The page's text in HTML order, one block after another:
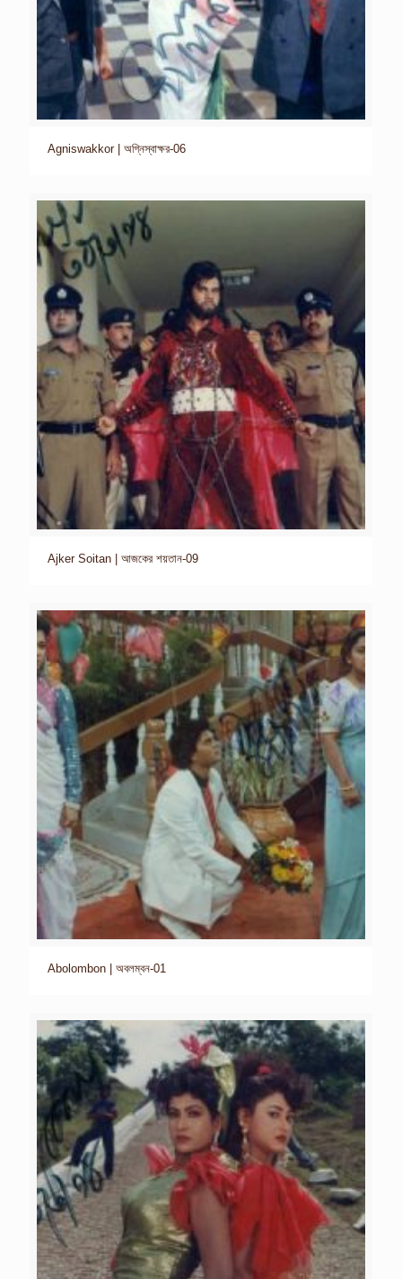
Agniswakkor | অগ্নিস্বাক্ষর-06
Ajker Soitan | আজকের শয়তান-09
Abolombon | অবলম্বন-01